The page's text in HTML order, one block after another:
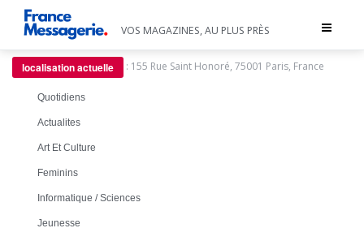
Toggle
VOS MAGAZINES, AU PLUS PRÈS
localisation actuelle : 155 Rue Saint Honoré, 75001 Paris, France
Quotidiens
Actualites
Art Et Culture
Feminins
Informatique / Sciences
Jeunesse